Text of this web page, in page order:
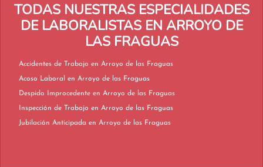
TODAS NUESTRAS ESPECIALIDADES
DE LABORALISTAS EN ARROYO DE
LAS FRAGUAS
Accidentes de Trabajo en Arroyo de las Fraguas
Acoso Laboral en Arroyo de las Fraguas
Despido Improcedente en Arroyo de las Fraguas
Inspección de Trabajo en Arroyo de las Fraguas
Jubilación Anticipada en Arroyo de las Fraguas